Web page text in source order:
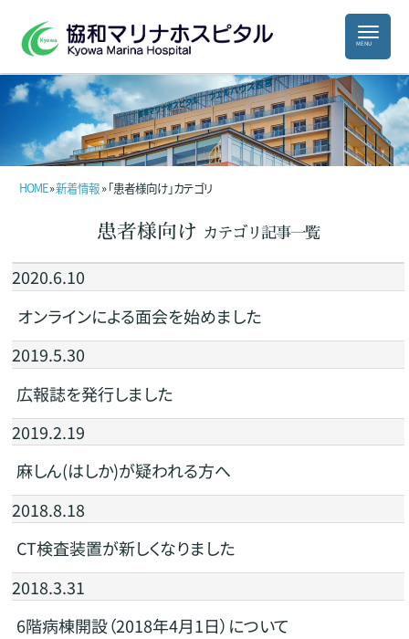
HOME»新着情報» 「患者様向け」カテゴリ
患者様向け カテゴリ記事一覧
2020.6.10
オンラインによる面会を始めました
2019.5.30
広報誌を発行しました
2019.2.19
麻しん(はしか)が疑われる方へ
2018.8.18
CT検査装置が新しくなりました
2018.3.31
6階病棟開設（2018年4月1日）について